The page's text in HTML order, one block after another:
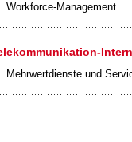
Workforce-Management
Mehrwertdienste und